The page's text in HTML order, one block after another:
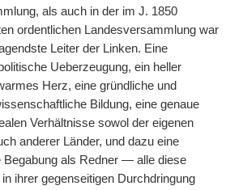
als auch in der im J. 1850
ordentlichen Landesversammlung war
Leiter der Linken. Eine
Ueberzeugung, ein heller
Herz, eine gründliche und
Bildung, eine genaue
Verhältnisse sowol der eigenen
anderer Länder, und dazu eine
Begabung als Redner — alle diese
ihrer gegenseitigen Durchdringung